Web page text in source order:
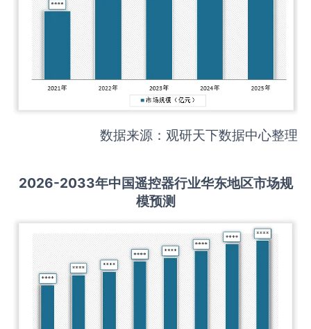
数据来源：观研天下数据中心整理
2026-2033年中国遥控器行业华东地区市场规
模预测